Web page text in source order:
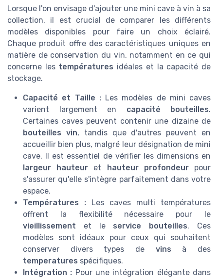
Lorsque l'on envisage d'ajouter une mini cave à vin à sa
collection, il est crucial de comparer les différents
modèles disponibles pour faire un choix éclairé.
Chaque produit offre des caractéristiques uniques en
matière de conservation du vin, notamment en ce qui
concerne les températures idéales et la capacité de
stockage.
Capacité et Taille :Les modèles de mini caves
varient largement en capacité bouteilles.
Certaines caves peuvent contenir une dizaine de
bouteilles vin, tandis que d'autres peuvent en
accueillir bien plus, malgré leur désignation de mini
cave. Il est essentiel de vérifier les dimensions en
largeur hauteur et hauteur profondeurpour
s'assurer qu'elle s'intègre parfaitement dans votre
espace.
Températures : Les caves multi températures
offrent la flexibilité nécessaire pour le
vieillissement et le service bouteilles. Ces
modèles sont idéaux pour ceux qui souhaitent
conserver divers types de vins à des
temperatures spécifiques.
Intégration : Pour une intégration élégante dans